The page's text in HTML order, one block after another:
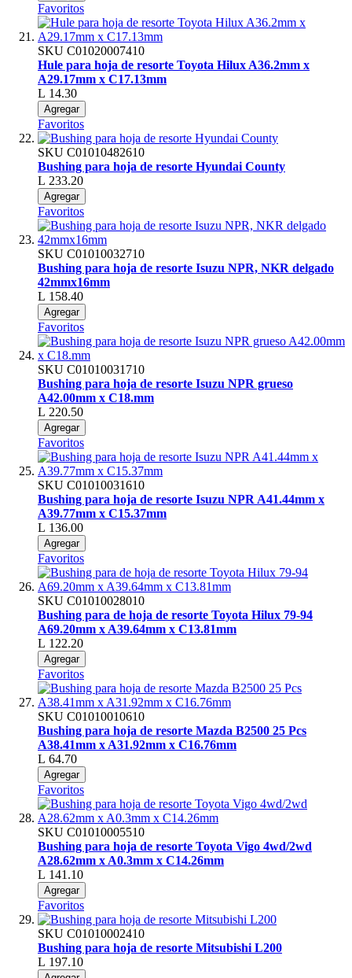
Favoritos
SKU C01020007410
Hule para hoja de resorte Toyota Hilux A36.2mm x
A29.17mm x C17.13mm
L 14.30
Agregar
Favoritos
SKU C01010482610
Bushing para hoja de resorte Hyundai County
L 233.20
Agregar
Favoritos
SKU C01010032710
Bushing para hoja de resorte Isuzu NPR, NKR delgado
42mmx16mm
L 158.40
Agregar
Favoritos
SKU C01010031710
Bushing para hoja de resorte Isuzu NPR grueso
A42.00mm x C18.mm
L 220.50
Agregar
Favoritos
SKU C01010031610
Bushing para hoja de resorte Isuzu NPR A41.44mm x
A39.77mm x C15.37mm
L 136.00
Agregar
Favoritos
SKU C01010028010
Bushing para de hoja de resorte Toyota Hilux 79-94
A69.20mm x A39.64mm x C13.81mm
L 122.20
Agregar
Favoritos
SKU C01010010610
Bushing para hoja de resorte Mazda B2500 25 Pcs
A38.41mm x A31.92mm x C16.76mm
L 64.70
Agregar
Favoritos
SKU C01010005510
Bushing para hoja de resorte Toyota Vigo 4wd/2wd
A28.62mm x A0.3mm x C14.26mm
L 141.10
Agregar
Favoritos
SKU C01010002410
Bushing para hoja de resorte Mitsubishi L200
L 197.10